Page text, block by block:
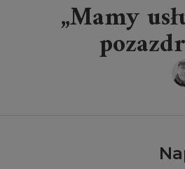
„Mamy